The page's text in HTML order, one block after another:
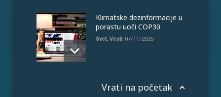
Klimatske dezinformacije u
porastu uoči COP30
Svet, Vesti 07/11/2025
Vrati na početak